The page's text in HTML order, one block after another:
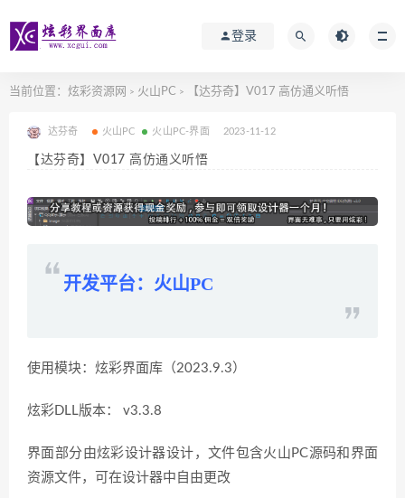
登录
当前位置： 炫彩资源网 > 火山PC > 【达芬奇】V017 高仿通义听悟
达芬奇 火山PC 火山PC-界面 2023-11-12
【达芬奇】V017 高仿通义听悟
开发平台：火山PC
使用模块：炫彩界面库（2023.9.3）
炫彩DLL版本： v3.3.8
界面部分由炫彩设计器设计，文件包含火山PC源码和界面
资源文件，可在设计器中自由更改